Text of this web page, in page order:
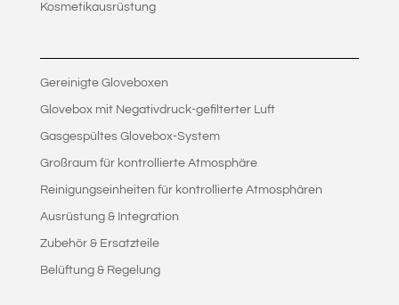
Kosmetikausrüstung
Gereinigte Gloveboxen
Glovebox mit Negativdruck-gefilterter Luft
Gasgespültes Glovebox-System
Großraum für kontrollierte Atmosphäre
Reinigungseinheiten für kontrollierte Atmosphären
Ausrüstung & Integration
Zubehör & Ersatzteile
Belüftung & Regelung